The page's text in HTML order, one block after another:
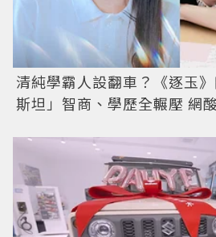
清純學霸人設翻車？《逐玉
斯坦」智商、學歷全輾壓 網